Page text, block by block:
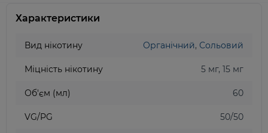
Характеристики
Вид нікотину Органічний, Сольовий
Міцність нікотину 5 мг, 15 мг
Об'єм (мл) 60
VG/PG 50/50